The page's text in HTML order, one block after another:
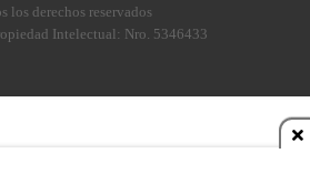
los derechos reservados
Intelectual: Nro. 5346433